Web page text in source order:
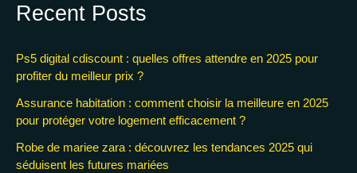
Recent Posts
Ps5 digital cdiscount : quelles offres attendre en 2025 pour
profiter du meilleur prix ?
Assurance habitation : comment choisir la meilleure en 2025
pour protéger votre logement efficacement ?
Robe de mariee zara : découvrez les tendances 2025 qui
séduisent les futures mariées